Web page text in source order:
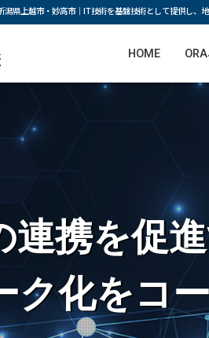
県上越市・妙高市｜IT技術を基盤技術として提供し、地
HOME
連携を促
ク化をコ